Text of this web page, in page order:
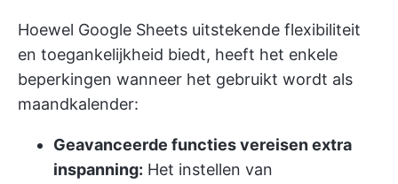
Hoewel Google Sheets uitstekende flexibiliteit
en toegankelijkheid biedt, heeft het enkele
beperkingen wanneer het gebruikt wordt als
maandkalender:
Geavanceerde functies vereisen extra
inspanning: Het instellen van